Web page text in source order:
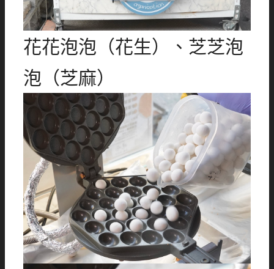
花花泡泡（花生）、芝芝泡
泡（芝麻）